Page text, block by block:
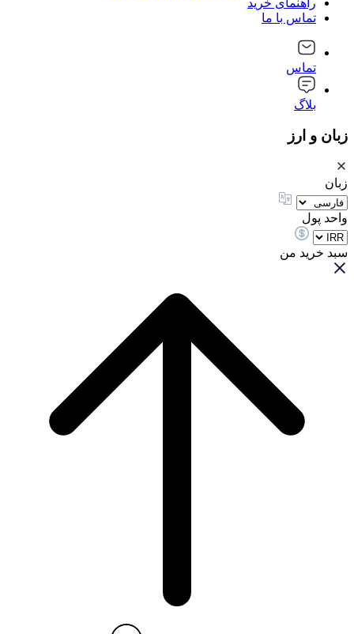
راهنمای خرید
تماس با ما
تماس
بلاگ
زبان و ارز
زبان
واحد پول
سبد خرید من